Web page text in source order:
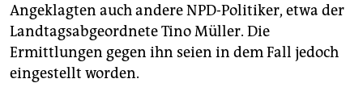
Angeklagten auch andere NPD-Politiker, etwa der
Landtagsabgeordnete Tino Müller. Die
Ermittlungen gegen ihn seien in dem Fall jedoch
eingestellt worden.